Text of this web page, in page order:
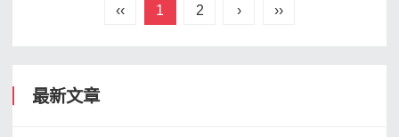
‹‹ 1 2 › ››
最新文章